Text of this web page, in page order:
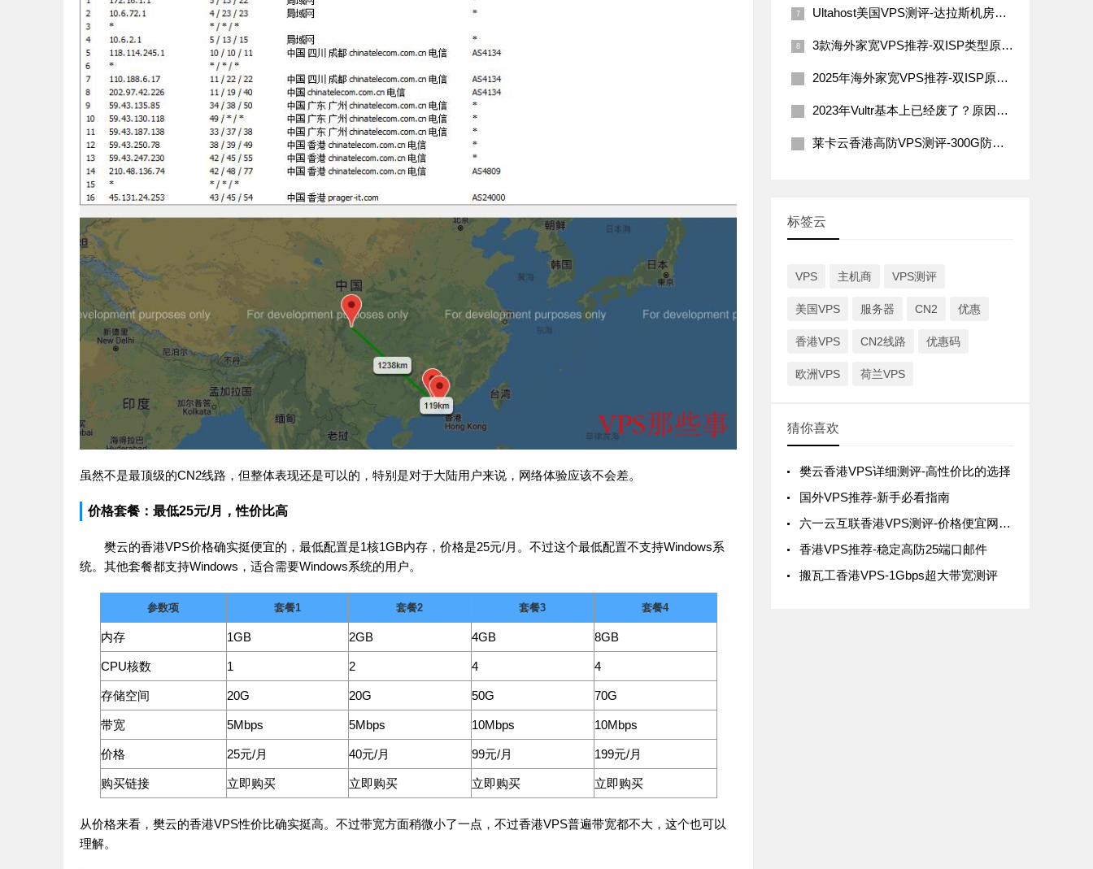
虽然不是最顶级的CN2线路，但整体表现还是可以的，特别是对于大陆用户来说，网络体验应该不会差。
价格套餐：最低25元/月，性价比高
樊云的香港VPS价格确实挺便宜的，最低配置是1核1GB内存，价格是25元/月。不过这个最低配置不支持Windows系
统。其他套餐都支持Windows，适合需要Windows系统的用户。
参数项 套餐1 套餐2 套餐3 套餐4
内存 1GB 2GB 4GB 8GB
CPU核数 1 2 4 4
存储空间 20G 20G 50G 70G
带宽 5Mbps 5Mbps 10Mbps 10Mbps
价格 25元/月 40元/月 99元/月 199元/月
购买链接 立即购买 立即购买 立即购买 立即购买
从价格来看，樊云的香港VPS性价比确实挺高。不过带宽方面稍微小了一点，不过香港VPS普遍带宽都不大，这个也可以
理解。
Ultahost美国VPS测评-达拉斯机房网络性能与价格详解
3款海外家宽VPS推荐-双ISP类型原生IP
2025年海外家宽VPS推荐-双ISP原生住宅IP
2023年Vultr基本上已经废了？原因分析及解决办法
莱卡云香港高防VPS测评-300G防御200Mbps带宽
标签云
VPS 主机商 VPS测评
美国VPS 服务器 CN2 优惠
香港VPS CN2线路 优惠码
欧洲VPS 荷兰VPS
猜你喜欢
樊云香港VPS详细测评-高性价比的选择
国外VPS推荐-新手必看指南
六一云互联香港VPS测评-价格便宜网络稳定
香港VPS推荐-稳定高防25端口邮件
搬瓦工香港VPS-1Gbps超大带宽测评